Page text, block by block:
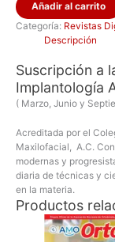
Añadir al carrito
Categoría: Revistas
Descripción
Suscripción a
Implantología
( Marzo, Junio y
Acreditada por el
Maxilofacial, A.C.
modernas y
diaria de técnicas y
en la materia.
Productos